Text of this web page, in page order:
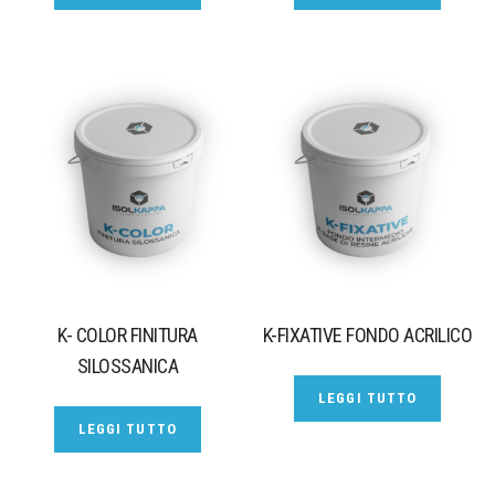
K- COLOR FINITURA
SILOSSANICA
LEGGI TUTTO
K-FIXATIVE FONDO ACRILICO
LEGGI TUTTO